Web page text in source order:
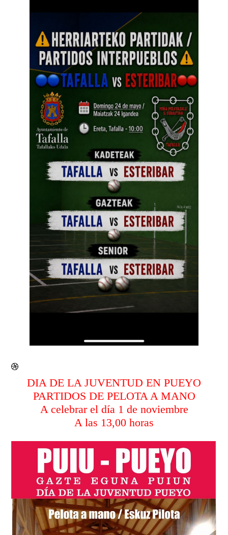
DIA DE LA JUVENTUD EN PUEYO
PARTIDOS DE PELOTA A MANO
A celebrar el día 1 de noviembre
A las 13,00 horas